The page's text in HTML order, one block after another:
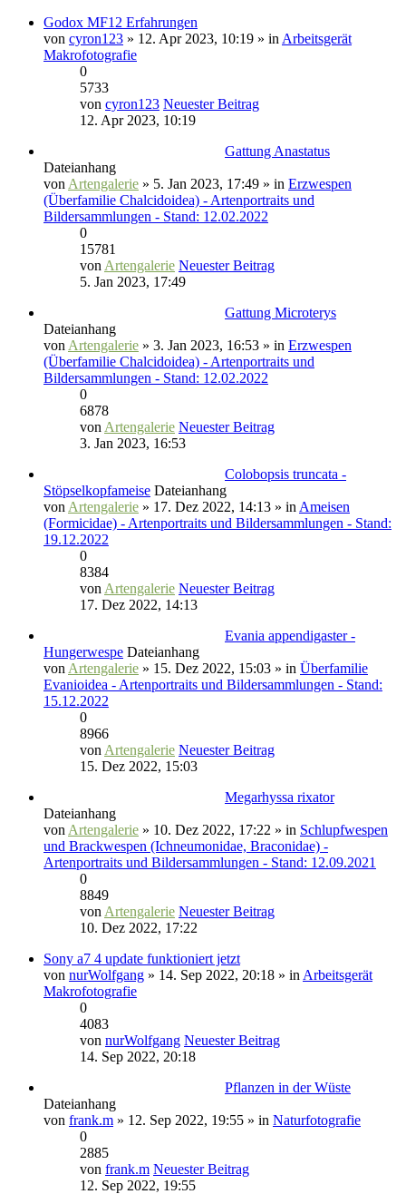
Godox MF12 Erfahrungen
von cyron123 » 12. Apr 2023, 10:19 » in Arbeitsgerät
Makrofotografie
0
5733
von cyron123 Neuester Beitrag
12. Apr 2023, 10:19
Gattung Anastatus
Dateianhang
von Artengalerie » 5. Jan 2023, 17:49 » in Erzwespen
(Überfamilie Chalcidoidea) - Artenportraits und
Bildersammlungen - Stand: 12.02.2022
0
15781
von Artengalerie Neuester Beitrag
5. Jan 2023, 17:49
Gattung Microterys
Dateianhang
von Artengalerie » 3. Jan 2023, 16:53 » in Erzwespen
(Überfamilie Chalcidoidea) - Artenportraits und
Bildersammlungen - Stand: 12.02.2022
0
6878
von Artengalerie Neuester Beitrag
3. Jan 2023, 16:53
Colobopsis truncata -
Stöpselkopfameise Dateianhang
von Artengalerie » 17. Dez 2022, 14:13 » in Ameisen
(Formicidae) - Artenportraits und Bildersammlungen - Stand:
19.12.2022
0
8384
von Artengalerie Neuester Beitrag
17. Dez 2022, 14:13
Evania appendigaster -
Hungerwespe Dateianhang
von Artengalerie » 15. Dez 2022, 15:03 » in Überfamilie
Evanioidea - Artenportraits und Bildersammlungen - Stand:
15.12.2022
0
8966
von Artengalerie Neuester Beitrag
15. Dez 2022, 15:03
Megarhyssa rixator
Dateianhang
von Artengalerie » 10. Dez 2022, 17:22 » in Schlupfwespen
und Brackwespen (Ichneumonidae, Braconidae) -
Artenportraits und Bildersammlungen - Stand: 12.09.2021
0
8849
von Artengalerie Neuester Beitrag
10. Dez 2022, 17:22
Sony a7 4 update funktioniert jetzt
von nurWolfgang » 14. Sep 2022, 20:18 » in Arbeitsgerät
Makrofotografie
0
4083
von nurWolfgang Neuester Beitrag
14. Sep 2022, 20:18
Pflanzen in der Wüste
Dateianhang
von frank.m » 12. Sep 2022, 19:55 » in Naturfotografie
0
2885
von frank.m Neuester Beitrag
12. Sep 2022, 19:55